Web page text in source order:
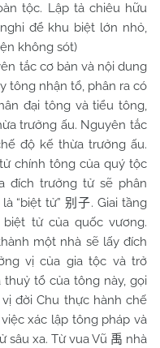
tộc. Lập tả chiêu hữu
để khu biệt lớn nhỏ,
không sót)
tắc cơ bản và nội dung
tông nhận tổ, phân ra có
đại tông và tiểu tông,
trưởng ấu. Nguyên tắc
độ kế thừa trưởng ấu.
chính tông của quý tộc
đích trưởng tử sẽ phân
“biệt tử”别子. Giai tầng
tử của quốc vương.
một nhà sẽ lấy đích
vị của gia tộc và trở
tổ của tông này, gọi
vị đờiChu thực hành chế
xác lập tông pháp và
sâu xa. Từ vua Vũ 禹 nhà